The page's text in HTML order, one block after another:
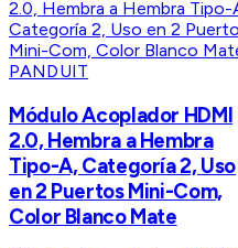
PANDUIT
Módulo Acoplador HDMI
2.0, Hembra a Hembra
Tipo-A, Categoría 2, Uso
en 2 Puertos Mini-Com,
Color Blanco Mate